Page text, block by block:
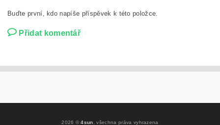
Buďte první, kdo napíše příspěvek k této položce.
Přidat komentář
2026 ©4sun , všechna práva vyhrazena